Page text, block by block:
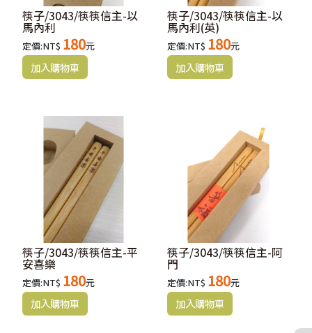
筷子/3043/筷筷信主-以
馬內利
定價:NT$ 180元
筷子/3043/筷筷信主-以
馬內利(英)
定價:NT$ 180元
筷子/3043/筷筷信主-平
安喜樂
定價:NT$ 180元
筷子/3043/筷筷信主-阿
門
定價:NT$ 180元